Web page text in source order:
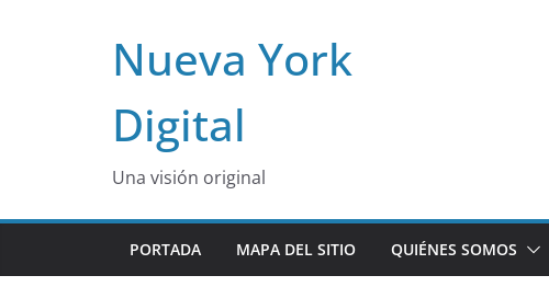
Nueva York
Digital
Una visión original
PORTADA MAPA DEL SITIO QUIÉNES SOMOS